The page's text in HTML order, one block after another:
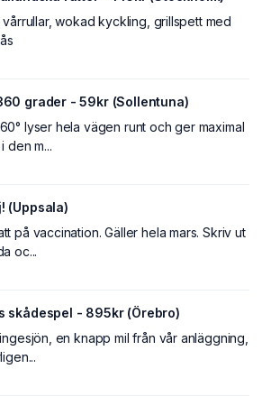
wokad kyckling, grillspett med
grader - 59kr (Sollentuna)
lyser hela vägen runt och ger maximal
den m...
(Uppsala)
på vaccination. Gäller hela mars. Skriv ut
oc...
skådespel - 895kr (Örebro)
en knapp mil från vår anläggning,